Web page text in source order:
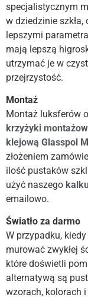
specjalistycznym
w dziedzinie
lepszymi
mają lepszą
utrzymać je w
przejrzystość.
Montaż
Montaż luksferów
krzyżyki
klejową Glasspol
złożeniem
ilość pustaków
użyć naszego
emailowo.
Światło za darmo
W przypadku,
murować zwykłej
które doświetli
alternatywą są
wzorach, kolorach